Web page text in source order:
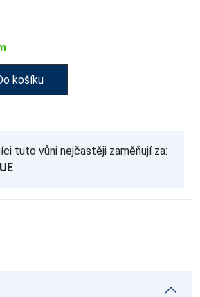
košíku
tuto vůni nejčastěji zaměňují za: